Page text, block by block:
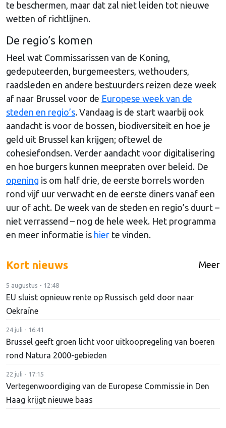
te beschermen, maar dat zal niet leiden tot nieuwe
wetten of richtlijnen.
De regio’s komen
Heel wat Commissarissen van de Koning,
gedeputeerden, burgemeesters, wethouders,
raadsleden en andere bestuurders reizen deze week
af naar Brussel voor de Europese week van de
steden en regio’s. Vandaag is de start waarbij ook
aandacht is voor de bossen, biodiversiteit en hoe je
geld uit Brussel kan krijgen; oftewel de
cohesiefondsen. Verder aandacht voor digitalisering
en hoe burgers kunnen meepraten over beleid. De
opening is om half drie, de eerste borrels worden
rond vijf uur verwacht en de eerste diners vanaf een
uur of acht. De week van de steden en regio’s duurt –
niet verrassend – nog de hele week. Het programma
en meer informatie is hier te vinden.
Kort nieuws Meer
5 augustus - 12:48
EU sluist opnieuw rente op Russisch geld door naar
Oekraïne
24 juli - 16:41
Brussel geeft groen licht voor uitkoopregeling van boeren
rond Natura 2000-gebieden
22 juli - 17:15
Vertegenwoordiging van de Europese Commissie in Den
Haag krijgt nieuwe baas